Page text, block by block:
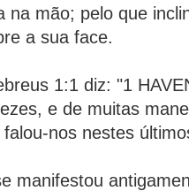
na mão; pelo que
a sua face.
1:1 diz: "1
e de muitas
nos nestes
manifestou